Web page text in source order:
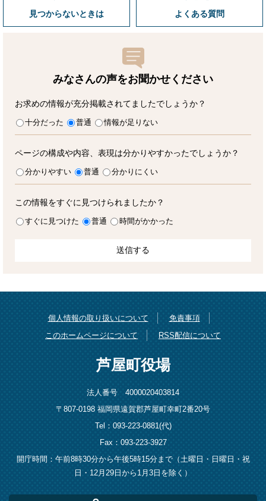
見つからないときは よくある質問
みなさんの声をお聞かせ ください
お求めの情報が充分掲載されてましたでしょうか？
十分だった 普通 情報が足りない
ページの構成や内容、表現は分かりやすかったでしょうか？
分かりやすい 普通 分かりにくい
この情報をすぐに見つけられましたか？
すぐに見つけた 普通 時間がかかった
個人情報の取り扱いについて
免責事項
このホームページについて
RSS配信について
芦屋町役場
法人番号 4000020403814
〒807-0198 福岡県遠賀郡芦屋町幸町2番20号
Tel：093-223-0881(代)
Fax：093-223-3927
開庁時間：午前8時30分から午後5時15分まで（土曜日・日曜日・祝
日・12月29日から1月3日を除く）